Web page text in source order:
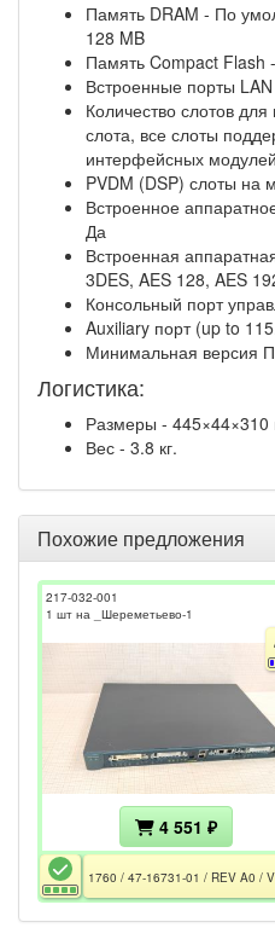
Память DRAM - По
128 MB
Память Compact
Встроенные порты
Количество слотов
слота, все слоты
интерфейсных модулей
PVDM (DSP) слоты на
Встроенное
Да
Встроенная
3DES, AES 128, AES
Консольный порт
Auxiliary порт (up to
Минимальная версия
Логистика:
Размеры -
Вес - 3.8 кг.
Похожие предложения
217-032-001
1 шт на _Шереметьево-1
4 551 ₽